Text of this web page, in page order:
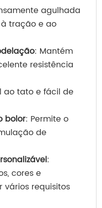
agulhada
tração e ao
: Mantém
resistência
ao tato e fácil de
bolor: Permite o
de
:
cores e
vários requisitos